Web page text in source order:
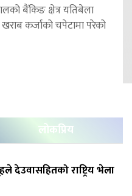
बैंकिङ क्षेत्र यतिबेला
कर्जाको चपेटामा परेको
लोकप्रिय
देउवासहितको राष्ट्रिय भेला